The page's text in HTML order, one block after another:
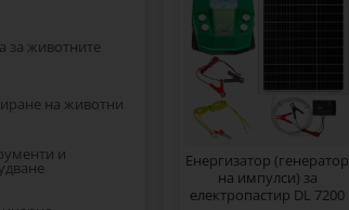
за животните
на животни
и
Енергизатор (генератор
на импулси) за
електропастир DL 7200